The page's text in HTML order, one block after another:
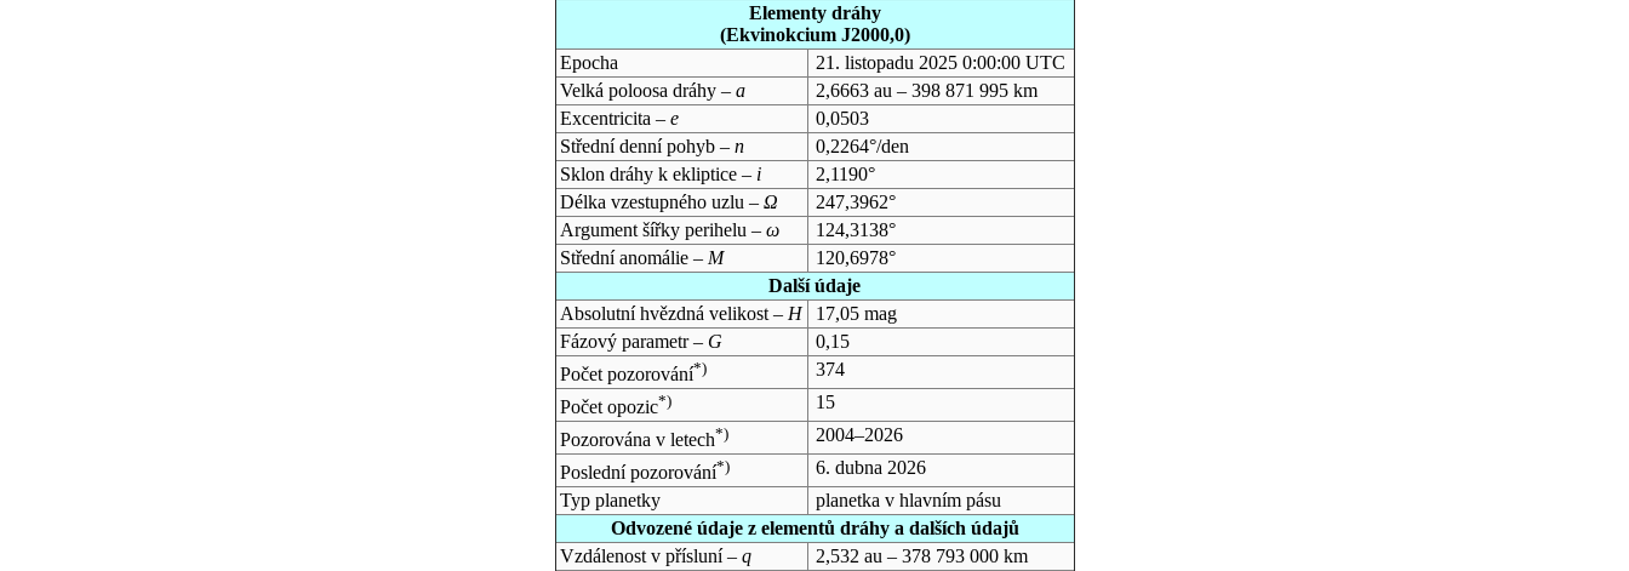
Elementy dráhy
(Ekvinokcium J2000,0)
Epocha
21. listopadu 2025 0:00:00 UTC
Velká poloosa dráhy – a
2,6663 au – 398 871 995 km
Excentricita – e
0,0503
Střední denní pohyb – n
0,2264°/den
Sklon dráhy k ekliptice – i
2,1190°
Délka vzestupného uzlu – Ω
247,3962°
Argument šířky perihelu – ω
124,3138°
Střední anomálie – M
120,6978°
Další údaje
Absolutní hvězdná velikost – H
17,05 mag
Fázový parametr – G
0,15
Počet pozorování*)
374
Počet opozic*)
15
Pozorována v letech*)
2004–2026
Poslední pozorování*)
6. dubna 2026
Typ planetky
planetka v hlavním pásu
Odvozené údaje z elementů dráhy a dalších údajů
Vzdálenost v přísluní – q
2,532 au – 378 793 000 km